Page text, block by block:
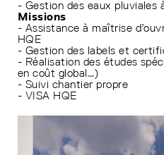
- Gestion des eaux pluviales
Missions
- Assistance à maîtrise
HQE
- Gestion des labels et
- Réalisation des études
en coût global…)
- Suivi chantier propre
- VISA HQE